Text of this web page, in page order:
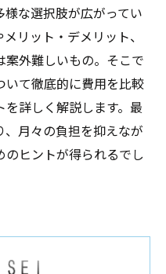
な選択肢が広がってい
リット・デメリット、
外難しいもの。そこで
て徹底的に費用を比較
詳しく解説します。最
月々の負担を抑えなが
ヒントが得られるでし